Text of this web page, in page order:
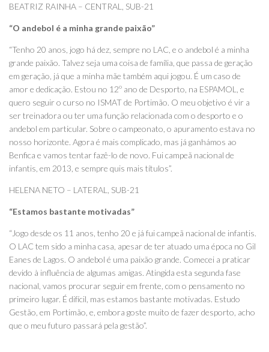
BEATRIZ RAINHA – CENTRAL, SUB-21
“O andebol é a minha grande paixão”
“Tenho 20 anos, jogo há dez, sempre no LAC, e o andebol é a minha
grande paixão. Talvez seja uma coisa de família, que passa de geração
em geração, já que a minha mãe também aqui jogou. É um caso de
amor e dedicação. Estou no 12º ano de Desporto, na ESPAMOL, e
quero seguir o curso no ISMAT de Portimão. O meu objetivo é vir a
ser treinadora ou ter uma função relacionada com o desporto e o
andebol em particular. Sobre o campeonato, o apuramento estava no
nosso horizonte. Agora é mais complicado, mas já ganhámos ao
Benfica e vamos tentar fazê-lo de novo. Fui campeã nacional de
infantis, em 2013, e sempre quis mais títulos”.
HELENA NETO – LATERAL, SUB-21
“Estamos bastante motivadas”
“Jogo desde os 11 anos, tenho 20 e já fui campeã nacional de infantis.
O LAC tem sido a minha casa, apesar de ter atuado uma época no Gil
Eanes de Lagos. O andebol é uma paixão grande. Comecei a praticar
devido à influência de algumas amigas. Atingida esta segunda fase
nacional, vamos procurar seguir em frente, com o pensamento no
primeiro lugar. É difícil, mas estamos bastante motivadas. Estudo
Gestão, em Portimão, e, embora goste muito de fazer desporto, acho
que o meu futuro passará pela gestão”.